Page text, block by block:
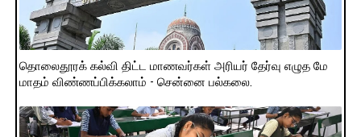
தொலைதூரக் கல்வி திட்ட மாணவர்கள் அரியர் தேர்வு எழுத மே
மாதம் விண்ணப்பிக்கலாம் - சென்னை பல்கலை.